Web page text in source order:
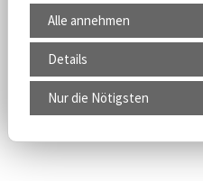
Alle annehmen
Details
Nur die Nötigsten